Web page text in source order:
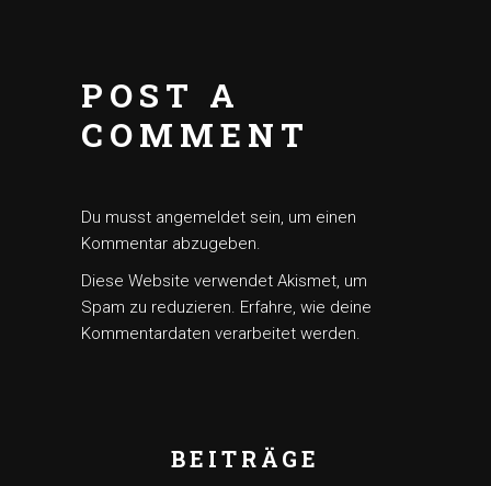
POST A
COMMENT
Du musst angemeldet sein, um einen
Kommentar abzugeben.
Diese Website verwendet Akismet, um
Spam zu reduzieren. Erfahre, wie deine
Kommentardaten verarbeitet werden.
BEITRÄGE